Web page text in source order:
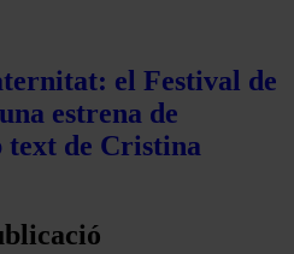
el Festival de
estrena de
text de Cristina